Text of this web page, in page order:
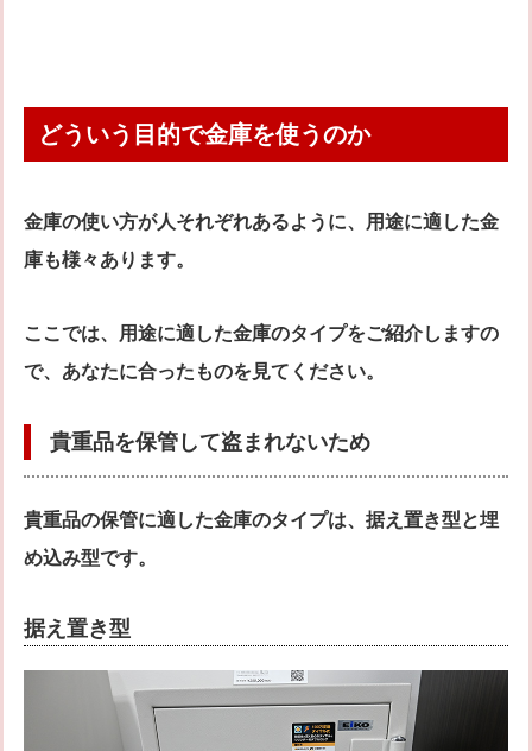
どういう目的で金庫を使うのか
金庫の使い方が人それぞれあるように、用途に適した金
庫も様々あります。
ここでは、用途に適した金庫のタイプをご紹介しますの
で、あなたに合ったものを見てください。
貴重品を保管して盗まれないため
貴重品の保管に適した金庫のタイプは、据え置き型と埋
め込み型です。
据え置き型